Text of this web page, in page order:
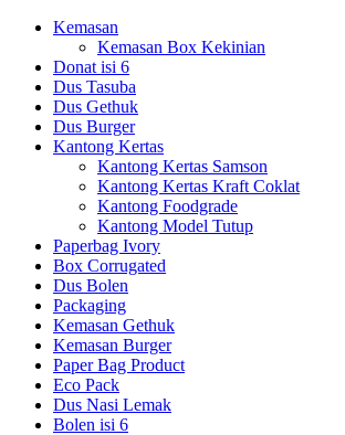
Kemasan
Kemasan Box Kekinian
Donat isi 6
Dus Tasuba
Dus Gethuk
Dus Burger
Kantong Kertas
Kantong Kertas Samson
Kantong Kertas Kraft Coklat
Kantong Foodgrade
Kantong Model Tutup
Paperbag Ivory
Box Corrugated
Dus Bolen
Packaging
Kemasan Gethuk
Kemasan Burger
Paper Bag Product
Eco Pack
Dus Nasi Lemak
Bolen isi 6